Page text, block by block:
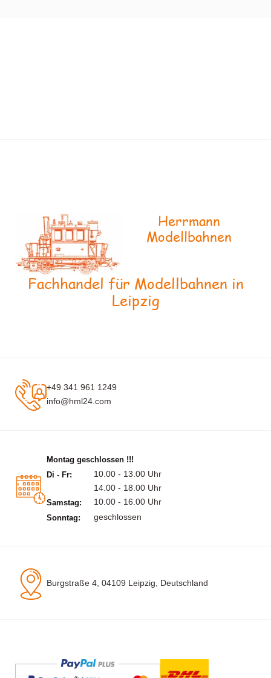
Herrmann
Modellbahnen
Fachhandel für Modellbahnen in
Leipzig
+49 341 961 1249
info@hml24.com
Montag geschlossen !!!
Di - Fr:
10.00 - 13.00 Uhr
14.00 - 18.00 Uhr
Samstag: 10.00 - 16.00 Uhr
Sonntag: geschlossen
Burgstraße 4, 04109 Leipzig, Deutschland